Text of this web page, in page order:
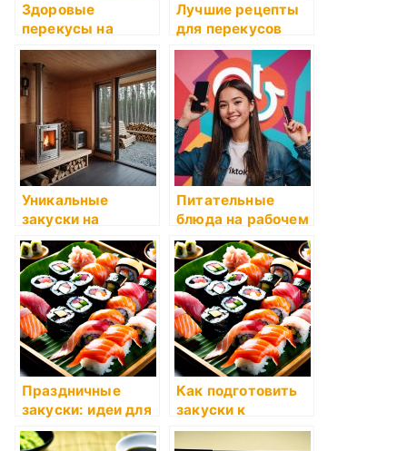
Здоровые
перекусы на
каждый день
Лучшие рецепты
для перекусов
Уникальные
закуски на
каждый день
Питательные
блюда на рабочем
месте: что
приготовить
Праздничные
закуски: идеи для
стола
Как подготовить
закуски к
праздничному